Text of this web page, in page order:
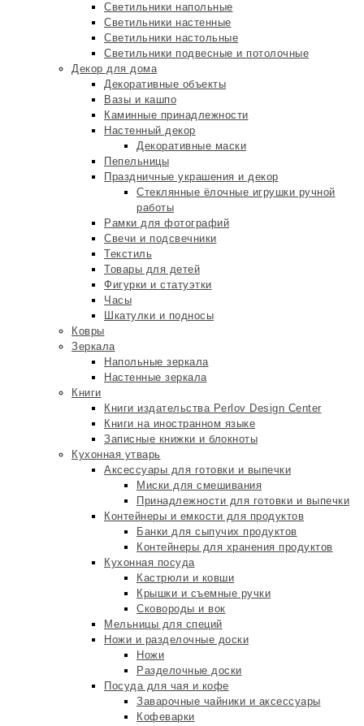
Светильники напольные
Светильники настенные
Светильники настольные
Светильники подвесные и потолочные
Декор для дома
Декоративные объекты
Вазы и кашпо
Каминные принадлежности
Настенный декор
Декоративные маски
Пепельницы
Праздничные украшения и декор
Стеклянные ёлочные игрушки ручной
работы
Рамки для фотографий
Свечи и подсвечники
Текстиль
Товары для детей
Фигурки и статуэтки
Часы
Шкатулки и подносы
Ковры
Зеркала
Напольные зеркала
Настенные зеркала
Книги
Книги издательства Perlov Design Center
Книги на иностранном языке
Записные книжки и блокноты
Кухонная утварь
Аксессуары для готовки и выпечки
Миски для смешивания
Принадлежности для готовки и выпечки
Контейнеры и емкости для продуктов
Банки для сыпучих продуктов
Контейнеры для хранения продуктов
Кухонная посуда
Кастрюли и ковши
Крышки и съемные ручки
Сковороды и вок
Мельницы для специй
Ножи и разделочные доски
Ножи
Разделочные доски
Посуда для чая и кофе
Заварочные чайники и аксессуары
Кофеварки